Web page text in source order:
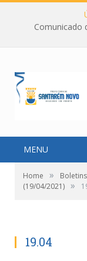
Comunicado
MENU
Home »
(19/04/2021) »
19.04